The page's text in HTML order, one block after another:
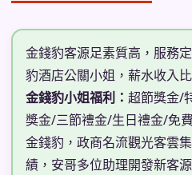
金錢豹客源足素質高，服務
豹酒店公關小姐，薪水收入
金錢豹小姐福利： 超節獎金/
獎金/三節禮金/生日禮金/免
金錢豹，政商名流觀光客雲
績，安哥多位助理開發新客